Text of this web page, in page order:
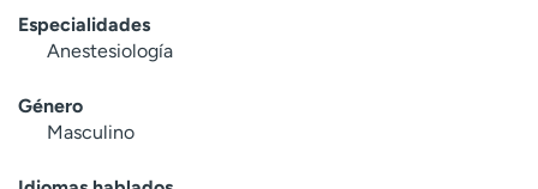
Especialidades
Anestesiología
Género
Masculino